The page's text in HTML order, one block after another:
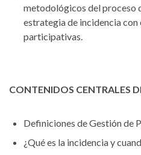
metodológicos del proceso
estrategia de incidencia con
participativas.
CONTENIDOS CENTRALES
Definiciones de Gestión de
¿Qué es la incidencia y